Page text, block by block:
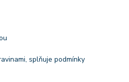
splňuje podmínky